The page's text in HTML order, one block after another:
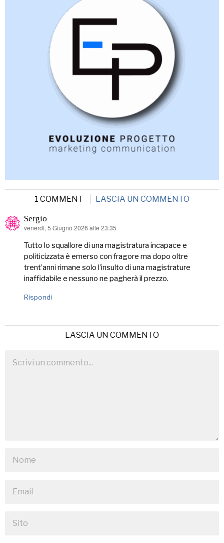
1 COMMENT LASCIA UN COMMENTO
Sergio
ha
venerdì, 5 Giugno 2026 alle 23:35
Tutto lo squallore di una magistratura incapace e
politicizzata è emerso con fragore ma dopo oltre
trent’anni rimane solo l’insulto di una magistrature
inaffidabile e nessuno ne pagherà il prezzo.
Rispondi
LASCIA UN COMMENTO